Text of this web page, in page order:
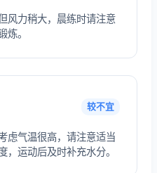
风力稍大，晨练时请注意
炼。
较不宜
虑气温很高，请注意适当
，运动后及时补充水分。